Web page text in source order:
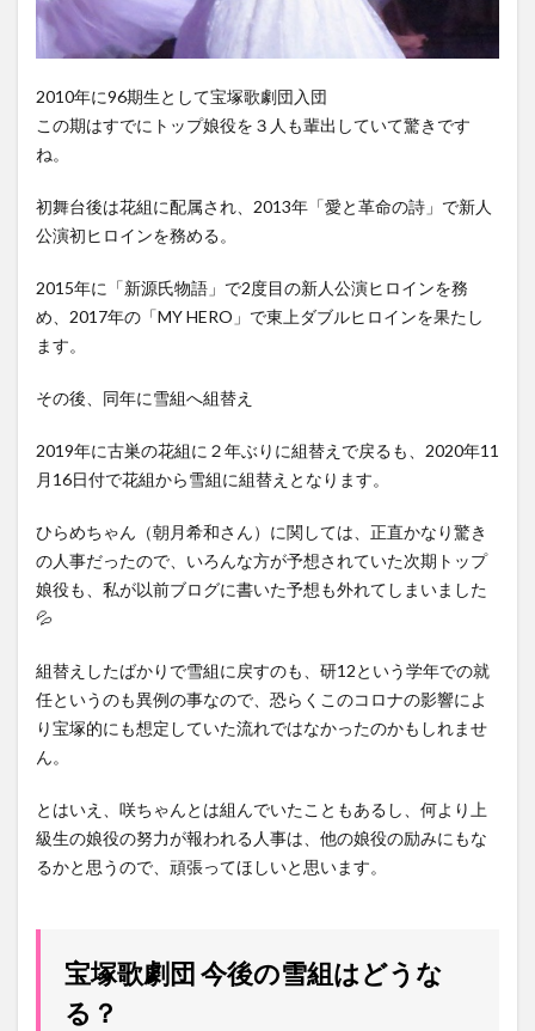
2010年に96期生として宝塚歌劇団入団
この期はすでにトップ娘役を３人も輩出していて驚きです
ね。
初舞台後は花組に配属され、2013年「愛と革命の詩」で新人
公演初ヒロインを務める。
2015年に「新源氏物語」で2度目の新人公演ヒロインを務
め、2017年の「MY HERO」で東上ダブルヒロインを果たし
ます。
その後、同年に雪組へ組替え
2019年に古巣の花組に２年ぶりに組替えで戻るも、2020年11
月16日付で花組から雪組に組替えとなります。
ひらめちゃん（朝月希和さん）に関しては、正直かなり驚き
の人事だったので、いろんな方が予想されていた次期トップ
娘役も、私が以前ブログに書いた予想も外れてしまいました
💦
組替えしたばかりで雪組に戻すのも、研12という学年での就
任というのも異例の事なので、恐らくこのコロナの影響によ
り宝塚的にも想定していた流れではなかったのかもしれませ
ん。
とはいえ、咲ちゃんとは組んでいたこともあるし、何より上
級生の娘役の努力が報われる人事は、他の娘役の励みにもな
るかと思うので、頑張ってほしいと思います。
宝塚歌劇団 今後の雪組はどうな
る？